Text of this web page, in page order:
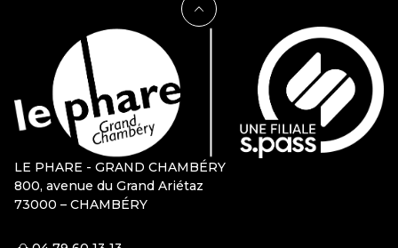
LE PHARE - GRAND CHAMBÉRY
800, avenue du Grand Ariétaz
73000 – CHAMBÉRY